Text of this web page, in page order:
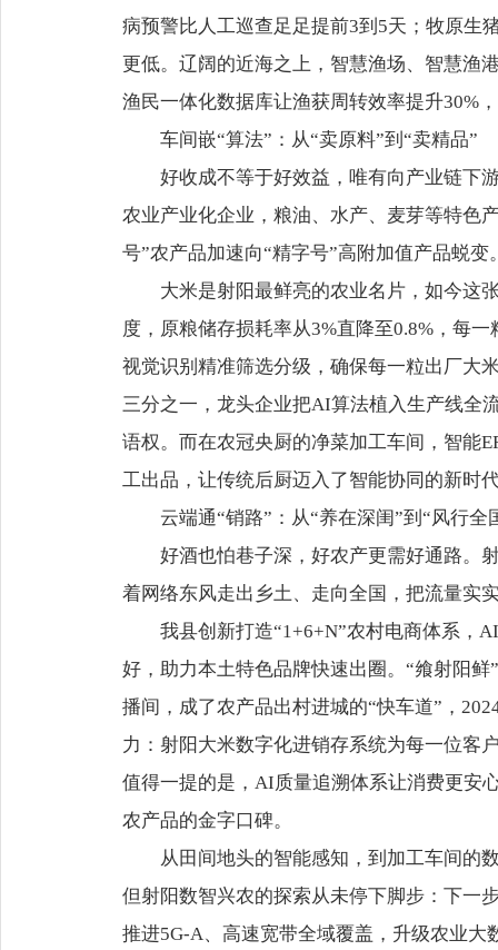
病预警比人工巡查足足提前3到5天；牧原生
更低。辽阔的近海之上，智慧渔场、智慧渔
渔民一体化数据库让渔获周转效率提升30%
车间嵌“算法”：从“卖原料”到“卖精品”
好收成不等于好效益，唯有向产业链下
农业产业化企业，粮油、水产、麦芽等特色
号”农产品加速向“精字号”高附加值产品蜕变
大米是射阳最鲜亮的农业名片，如今这
度，原粮储存损耗率从3%直降至0.8%，每
视觉识别精准筛选分级，确保每一粒出厂大
三分之一，龙头企业把AI算法植入生产线全
语权。而在农冠央厨的净菜加工车间，智能
工出品，让传统后厨迈入了智能协同的新时
云端通“销路”：从“养在深闺”到“风行全
好酒也怕巷子深，好农产更需好通路。
着网络东风走出乡土、走向全国，把流量实
我县创新打造“1+6+N”农村电商体系，
好，助力本土特色品牌快速出圈。“飨射阳
播间，成了农产品出村进城的“快车道”，
力：射阳大米数字化进销存系统为每一位客
值得一提的是，AI质量追溯体系让消费更安
农产品的金字口碑。
从田间地头的智能感知，到加工车间的
但射阳数智兴农的探索从未停下脚步：下一
推进5G-A、高速宽带全域覆盖，升级农业